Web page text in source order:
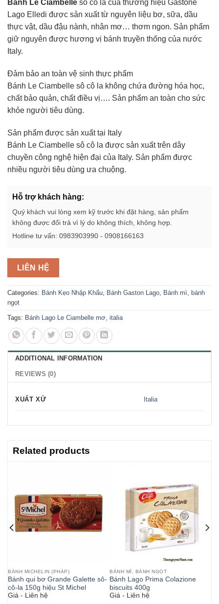
Bánh Le Ciambelle sô cô la của thương hiệu Gastone
Lago Elledi được sản xuất từ nguyên liệu bơ, sữa, dầu
thực vật, dầu đậu nành, nhân mơ… thơm ngon. Sản phẩm
giữ nguyên được hương vị bánh truyền thống của nước
Italy.
Đảm bảo an toàn vệ sinh thực phẩm
Bánh Le Ciambelle sô cô la không chứa đường hóa học,
chất bảo quản, chất điều vị…. Sản phẩm an toàn cho sức
khỏe người tiêu dùng.
Sản phẩm được sản xuất tại Italy
Bánh Le Ciambelle sô cô la được sản xuất trên dây
chuyền công nghệ hiện đại của Italy. Sản phẩm được
nhiều người tiêu dùng ưa chuộng.
Hỗ trợ khách hàng:
Quý khách vui lòng xem kỹ trước khi đặt hàng, sản phẩm
không được đổi trả vì lý do không thích, không hợp.
Hotline tư vấn: 0983903990 - 0908166163
LIÊN HỆ
Categories: Bánh Kẹo Nhập Khẩu Bánh Gaston Lago
Bánh mì, bánh
ngọt
Tags: Bánh Lago Le Ciambelle mơ italia
ADDITIONAL INFORMATION
REVIEWS (0)
XUẤT XỨ Italia
Related products
BÁNH MICHELIN (PHÁP)
Bánh qui bơ Grande Galette sô-
cô-la 150g hiệu St Michel
Giá - Liên hệ
BÁNH MÌ, BÁNH NGỌT
Bánh Lago Prima Colazione
biscuits 400g
Giá - Liên hệ